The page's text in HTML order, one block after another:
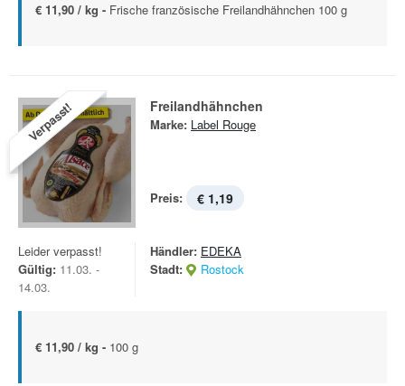
€ 11,90 / kg - Frische französische Freilandhähnchen 100 g
Verpasst! Freilandhähnchen
Marke: Label Rouge
Preis: € 1,19
Leider verpasst!
Gültig: 11.03. -
14.03.
Händler: EDEKA
Stadt:
Rostock
€ 11,90 / kg - 100 g